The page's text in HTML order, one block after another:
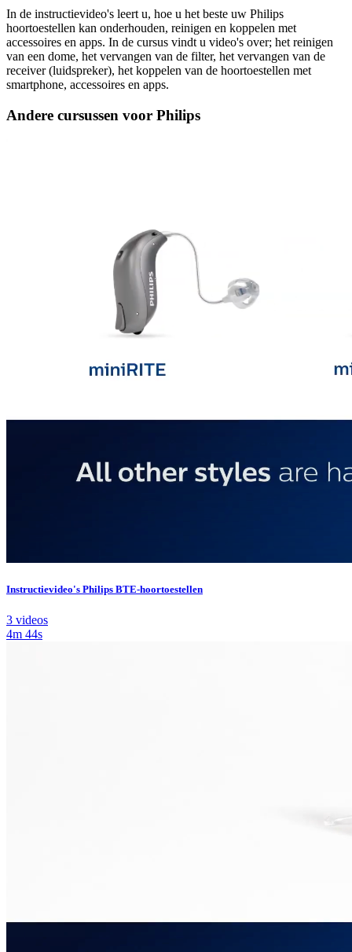
In de instructievideo's leert u, hoe u het beste uw Philips
hoortoestellen kan onderhouden, reinigen en koppelen met
accessoires en apps. In de cursus vindt u video's over; het reinigen
van een dome, het vervangen van de filter, het vervangen van de
receiver (luidspreker), het koppelen van de hoortoestellen met
smartphone, accessoires en apps.
Andere cursussen voor Philips
Instructievideo's Philips BTE-hoortoestellen
3 videos
4m 44s